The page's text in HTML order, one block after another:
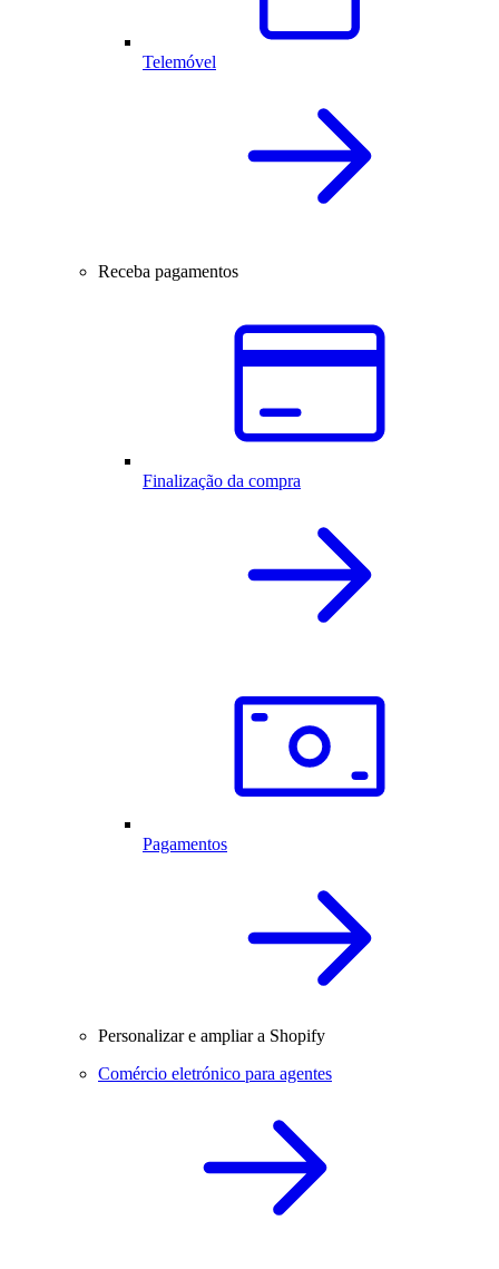
Telemóvel
Receba pagamentos
Finalização da compra
Pagamentos
Personalizar e ampliar a Shopify
Comércio eletrónico para agentes